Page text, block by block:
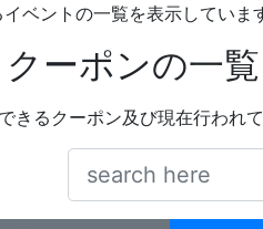
ベントの一覧を表示していま
ーポンの一覧
きるクーポン及び現在行われ